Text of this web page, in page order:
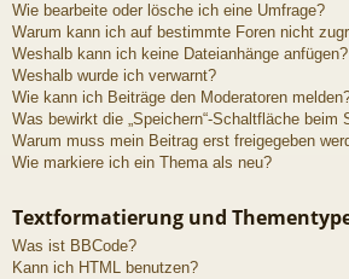
Wie bearbeite oder lösche ich eine Umfrage?
Warum kann ich auf bestimmte Foren nicht
Weshalb kann ich keine Dateianhänge anfügen?
Weshalb wurde ich verwarnt?
Wie kann ich Beiträge den Moderatoren
Was bewirkt die „Speichern“-Schaltfläche beim
Warum muss mein Beitrag erst freigegeben
Wie markiere ich ein Thema als neu?
Textformatierung und
Was ist BBCode?
Kann ich HTML benutzen?